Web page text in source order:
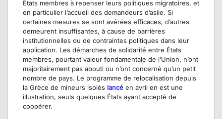
États membres à repenser leurs politiques migratoires, et
en particulier l’accueil des demandeurs d’asile. Si
certaines mesures se sont avérées efficaces, d’autres
demeurent insuffisantes, à cause de barrières
institutionnelles ou de contraintes politiques dans leur
application. Les démarches de solidarité entre États
membres, pourtant valeur fondamentale de l’Union, n’ont
majoritairement pas abouti ou n’ont concerné qu’un petit
nombre de pays. Le programme de relocalisation depuis
la Grèce de mineurs isolés lancé en avril en est une
illustration, seuls quelques États ayant accepté de
coopérer.